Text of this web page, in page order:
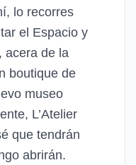
lo recorres
el Espacio y
acera de la
boutique de
museo
L’Atelier
que tendrán
abrirán.